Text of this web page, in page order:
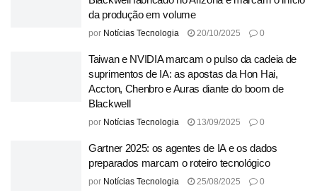
da produção em volume
por Notícias Tecnologia 20/10/2025 0
Taiwan e NVIDIA marcam o pulso da cadeia de
suprimentos de IA: as apostas da Hon Hai,
Accton, Chenbro e Auras diante do boom de
Blackwell
por Notícias Tecnologia 13/09/2025 0
Gartner 2025: os agentes de IA e os dados
preparados marcam o roteiro tecnológico
por Notícias Tecnologia 25/08/2025 0